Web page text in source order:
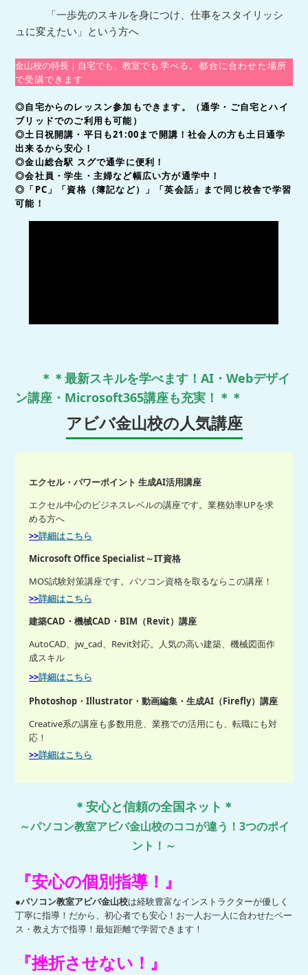
「一歩先のスキルを身につけ、仕事をスタイリッシ
ュに変えたい」という方へ
金山校の特長｜自宅でも、教室でも学べる。都合に合わせた場所
で受講できます
◎自宅からのレッスン参加もできます。（通学・ご自宅とハイ
ブリッドでのご利用も可能）
◎土日祝開講・平日も21:00まで開講！社会人の方も土日通学
出来るから安心！
◎金山総合駅 スグで通学に便利！
◎会社員・学生・主婦など幅広い方が通学中！
◎「PC」「資格（簿記など）」「英会話」まで同じ校舎で学習
可能！
＊＊最新スキルを学べます！AI・Webデザイ
ン講座・Microsoft365講座も充実！＊＊
アビバ金山校の人気講座
エクセル・パワーポイント 生成AI活用講座
エクセル中心のビジネスレベルの講座です。業務効率UPを求
める方へ
>>詳細はこちら
Microsoft Office Specialist～IT資格
MOS試験対策講座です。パソコン資格を取るならこの講座！
>>詳細はこちら
建築CAD・機械CAD・BIM（Revit）講座
AutoCAD、jw_cad、Revit対応。人気の高い建築、機械図面作
成スキル
>>詳細はこちら
Photoshop・Illustrator・動画編集・生成AI（Firefly）講座
Creative系の講座も多数用意、業務での活用にも、転職にも対
応！
>>詳細はこちら
＊安心と信頼の全国ネット＊
～パソコン教室アビバ金山校のココが違う！3つのポイ
ント！～
『安心の個別指導！』
●パソコン教室アビバ金山校は経験豊富なインストラクターが優しく
丁寧に指導！だから、初心者でも安心！ お一人お一人に合わせたペー
ス・教え方で指導！最短距離で学習できます！
『挫折させない！』